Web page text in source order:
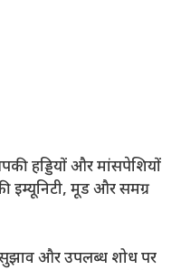
हड्डियों और मांसपेशियों
इम्यूनिटी, मूड और समग्र
और उपलब्ध शोध पर